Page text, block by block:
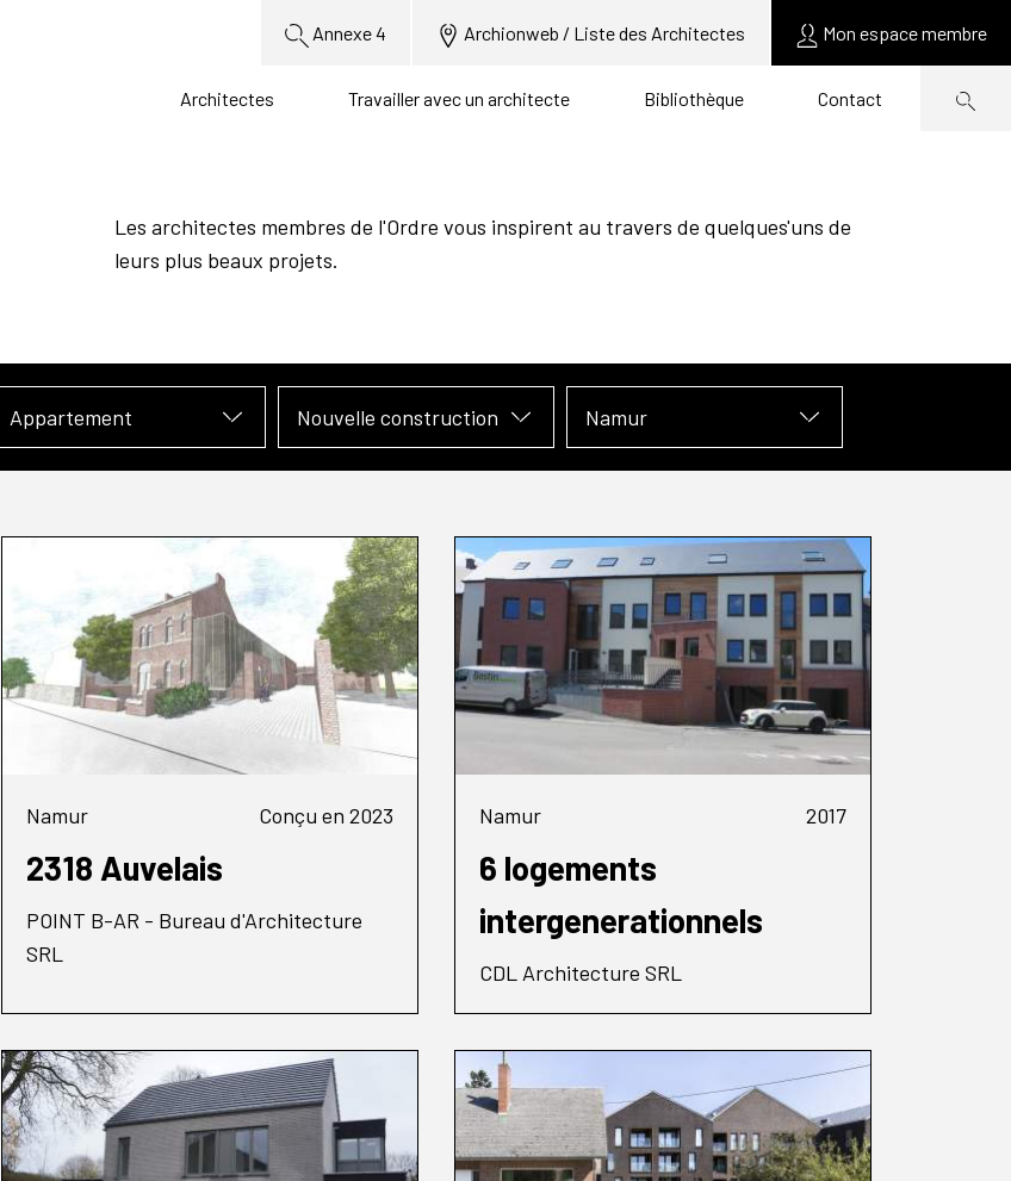
Annexe 4 Archionweb / Liste des Architectes Mon espace membre
Architectes Travailler avec un architecte Bibliothèque Contact
Les architectes membres de l'Ordre vous inspirent au travers de quelques'uns de
leurs plus beaux projets.
Appartement Nouvelle construction Namur
Namur Conçu en 2023
2318 Auvelais
POINT B-AR - Bureau d'Architecture
SRL
Namur 2017
6 logements
intergenerationnels
CDL Architecture SRL